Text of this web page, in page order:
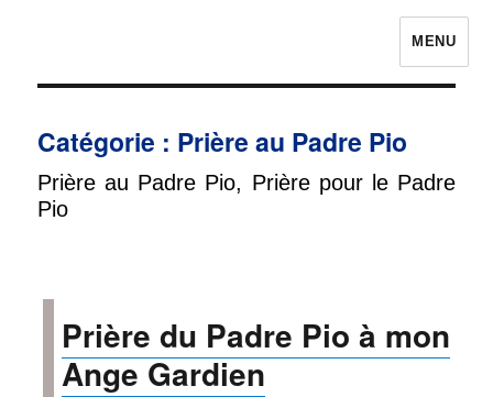
MENU
Catégorie : Prière au Padre Pio
Prière au Padre Pio, Prière pour le Padre
Pio
Prière du Padre Pio à mon
Ange Gardien